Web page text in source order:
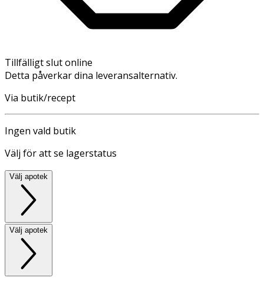
Tillfälligt slut online
Detta påverkar dina leveransalternativ.
Via butik/recept
Ingen vald butik
Välj för att se lagerstatus
Välj apotek
Välj apotek